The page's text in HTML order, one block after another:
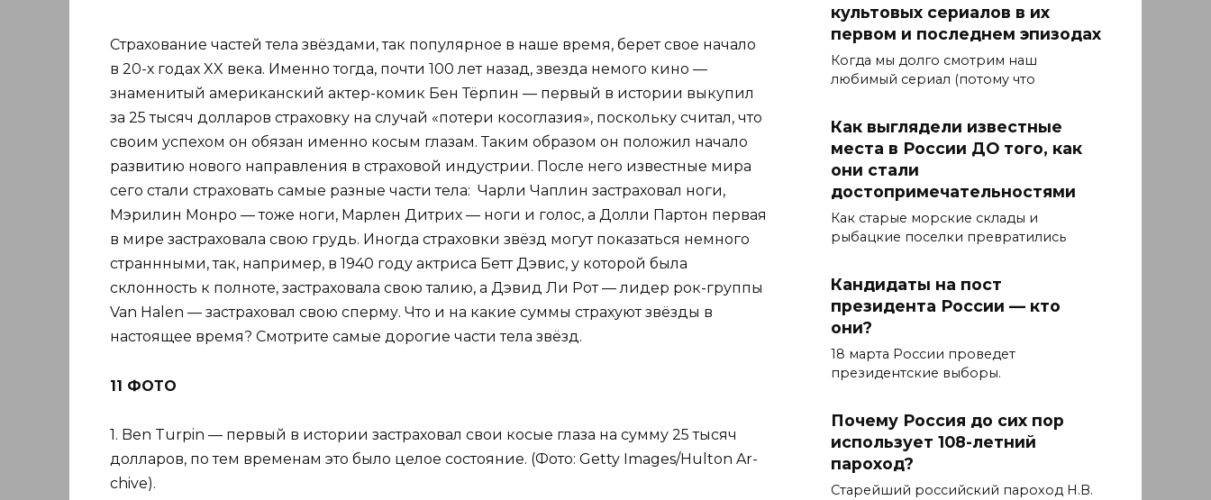
Страхование частей тела звёздами, так популярное в наше время, берет свое начало
в 20-х годах XX века. Именно тогда, почти 100 лет назад, звезда немого кино —
знаменитый американский актер-комик Бен Тёрпин — первый в истории выкупил
за 25 тысяч долларов страховку на случай «потери косоглазия», поскольку считал, что
своим успехом он обязан именно косым глазам. Таким образом он положил начало
развитию нового направления в страховой индустрии. После него известные мира
сего стали страховать самые разные части тела: Чарли Чаплин застраховал ноги,
Мэрилин Монро — тоже ноги, Марлен Дитрих — ноги и голос, а Долли Партон первая
в мире застраховала свою грудь. Иногда страховки звёзд могут показаться немного
страннными, так, например, в 1940 году актриса Бетт Дэвис, у которой была
склонность к полноте, застраховала свою талию, а Дэвид Ли Рот — лидер рок-группы
Van Halen — застраховал свою сперму. Что и на какие суммы страхуют звёзды в
настоящее время? Смотрите самые дорогие части тела звёзд.
11 ФОТО
1. Ben Turpin — первый в истории застраховал свои косые глаза на сумму 25 тысяч
долларов, по тем временам это было целое состояние. (Фото: Getty Ima­ges/Hul­ton Ar­
chi­ve).
культовых сериалов в их
первом и последнем эпизодах
Когда мы долго смотрим наш
любимый сериал (потому что
Как выглядели известные
места в России ДО того, как
они стали
достопримечательностями
Как старые морские склады и
рыбацкие поселки превратились
Кандидаты на пост
президента России — кто
они?
18 марта России проведет
президентские выборы.
Почему Россия до сих пор
использует 108-летний
пароход?
Старейший российский пароход Н.В.